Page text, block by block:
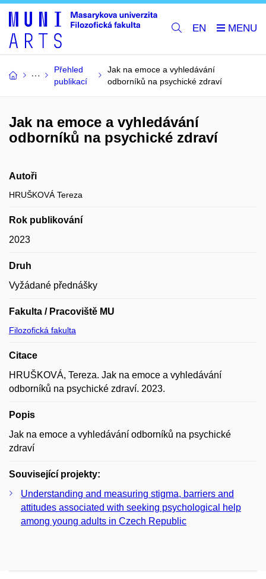
EN
Přehled
publikací
Jak na emoce a vyhledávání
odborníků na psychické zdraví
Jak na emoce a vyhledávání
odborníků na psychické zdraví
Autoři
HRUŠKOVÁ Tereza
Rok publikování
2023
Druh
Vyžádané přednášky
Fakulta / Pracoviště MU
Filozofická fakulta
Citace
HRUŠKOVÁ, Tereza. Jak na emoce a vyhledávání
odborníků na psychické zdraví. 2023.
Popis
Jak na emoce a vyhledávání odborníků na psychické
zdraví
Související projekty:
Understanding and measuring stigma, barriers and
attitudes associated with seeking psychological help
among young adults in Czech Republic